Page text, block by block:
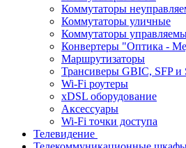
Коммутаторы
Коммутаторы уличные
Коммутаторы
Конвертеры "Оптика -
Маршрутизаторы
Трансиверы GBIC, SFP и
Wi-Fi роутеры
xDSL оборудование
Аксессуары
Wi-Fi точки доступа
Телевидение